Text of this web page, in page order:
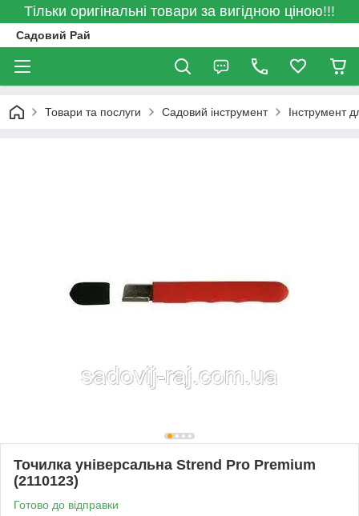
Тільки оригінальні товари за вигідною ціною!!!
Садовий Рай
Товари та послуги Садовий інструмент Інструмент
Точилка універсальна Strend Pro Premium
(2110123)
Готово до відправки